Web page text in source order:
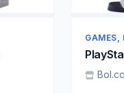
GAMES,